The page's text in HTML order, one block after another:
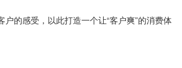
户的感受，以此打造一个让“客户爽”的消费体